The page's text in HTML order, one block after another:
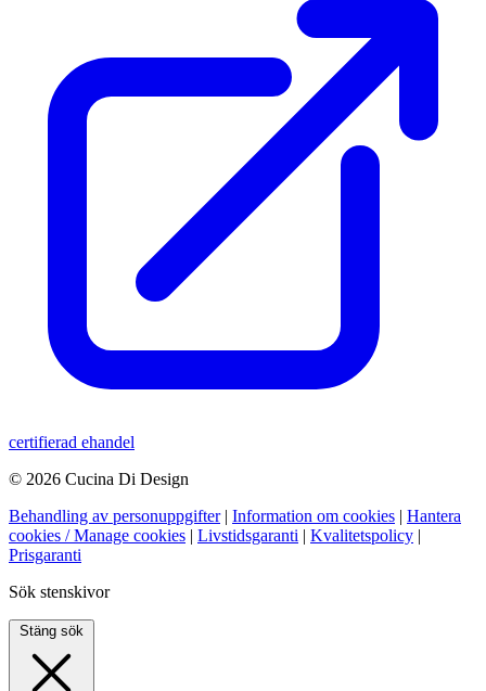
certifierad ehandel
© 2026 Cucina Di Design
Behandling av personuppgifter | Information om cookies | Hantera
cookies / Manage cookies | Livstidsgaranti | Kvalitetspolicy |
Prisgaranti
Sök stenskivor
Stäng sök